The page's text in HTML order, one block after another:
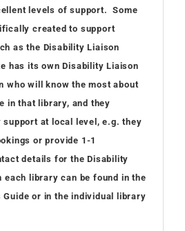
levels of support. Some
created to support
as the Disability Liaison
has its own Disability Liaison
who will know the most about
in that library, and they
at local level, e.g. they
or provide 1-1
details for the Disability
each library can be found in the
Guide or in the individual library